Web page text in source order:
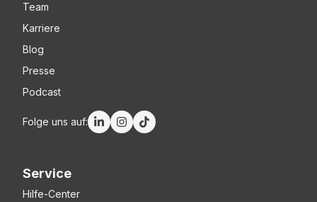
Team
Karriere
Blog
Presse
Podcast
Folge uns auf:
Service
Hilfe-Center